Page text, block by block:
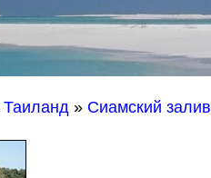
Таиланд » Сиамский залив